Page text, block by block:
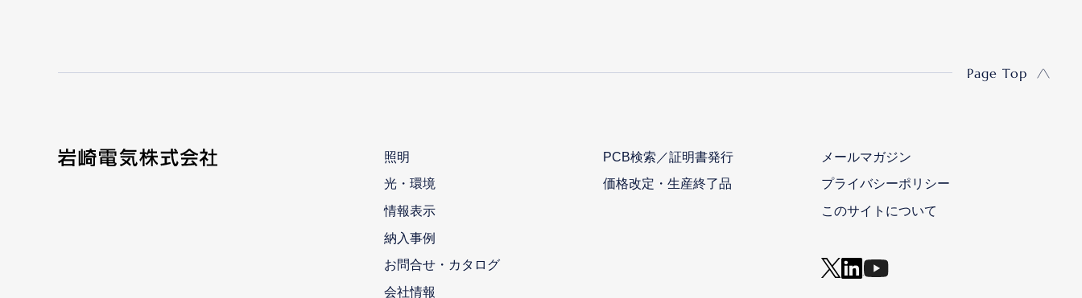
Page Top
照明
光・環境
情報表示
納入事例
お問合せ・カタログ
会社情報
PCB検索／証明書発行
価格改定・生産終了品
メールマガジン
プライバシーポリシー
このサイトについて